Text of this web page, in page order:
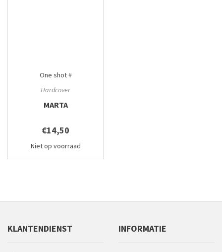
One shot#
Hardcover
MARTA
€14,50
Niet op voorraad
KLANTENDIENST INFORMATIE